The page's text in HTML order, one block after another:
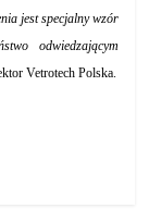
jest specjalny wzór
odwiedzającym
Vetrotech Polska.